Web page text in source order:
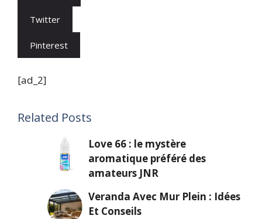
Twitter
Pinterest
[ad_2]
Related Posts
Love 66 : le mystère
aromatique préféré des
amateurs JNR
Veranda Avec Mur Plein : Idées
Et Conseils